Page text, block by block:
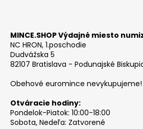
MINCE.SHOP Výdajné miesto
NC HRON, 1.poschodie
Dudvážska 5
82107 Bratislava - Podunajské
Obehové euromince nevykupujeme!
Otváracie hodiny:
Pondelok-Piatok: 10:00-18:00
Sobota, Nedeľa: Zatvorené